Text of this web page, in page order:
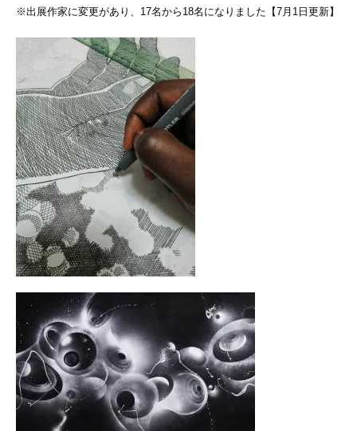
※出展作家に変更があり、17名から18名になりました【7月1日更新】